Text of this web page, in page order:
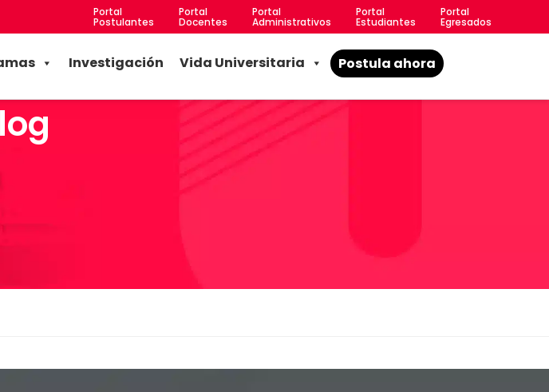
Portal
Postulantes
Portal
Docentes
Portal
Administrativos
Portal
Estudiantes
Portal
Egresados
Investigación Vida Universitaria Postula ahora